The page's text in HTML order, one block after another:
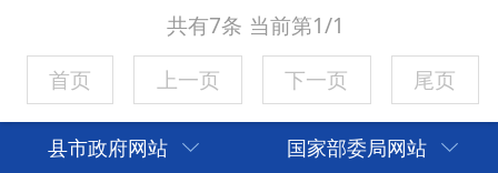
县市政府网站
国家部委局网站